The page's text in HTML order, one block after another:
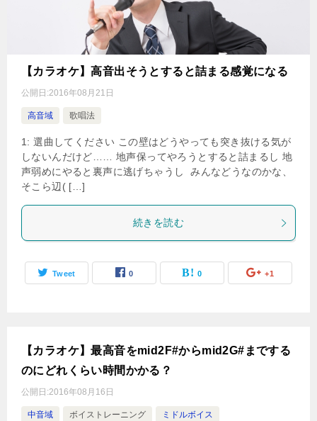
【カラオケ】高音出そうとすると詰まる感覚になる
公開日:2016年08月21日
高音域 歌唱法
1: 選曲してください この壁はどうやっても突き抜ける気が
しないんだけど…… 地声保ってやろうとすると詰まるし 地
声弱めにやると裏声に逃げちゃうし みんなどうなのかな、
そこら辺( […]
続きを読む
Tweet 0 0 +1
【カラオケ】最高音をmid2F#からmid2G#までする
のにどれくらい時間かかる？
公開日:2016年08月16日
中音域 ボイストレーニング ミドルボイス